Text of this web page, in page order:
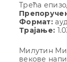
Трећа
Формат:
Трајање:
Милутин
векове